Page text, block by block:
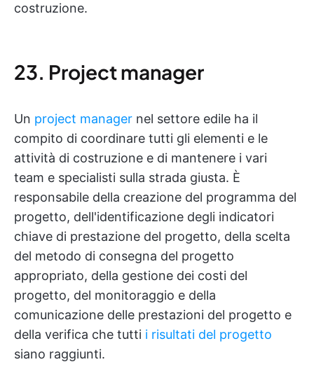
costruzione.
23. Project manager
Un project manager nel settore edile ha il
compito di coordinare tutti gli elementi e le
attività di costruzione e di mantenere i vari
team e specialisti sulla strada giusta. È
responsabile della creazione del programma del
progetto, dell'identificazione degli indicatori
chiave di prestazione del progetto, della scelta
del metodo di consegna del progetto
appropriato, della gestione dei costi del
progetto, del monitoraggio e della
comunicazione delle prestazioni del progetto e
della verifica che tutti i risultati del progetto
siano raggiunti.